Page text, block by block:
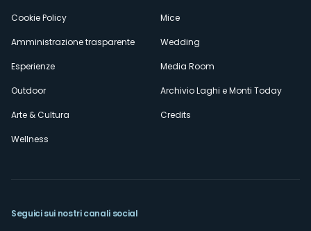
Cookie Policy
Amministrazione trasparente
Esperienze
Outdoor
Arte & Cultura
Wellness
Mice
Wedding
Media Room
Archivio Laghi e Monti Today
Credits
Seguici sui nostri canali social